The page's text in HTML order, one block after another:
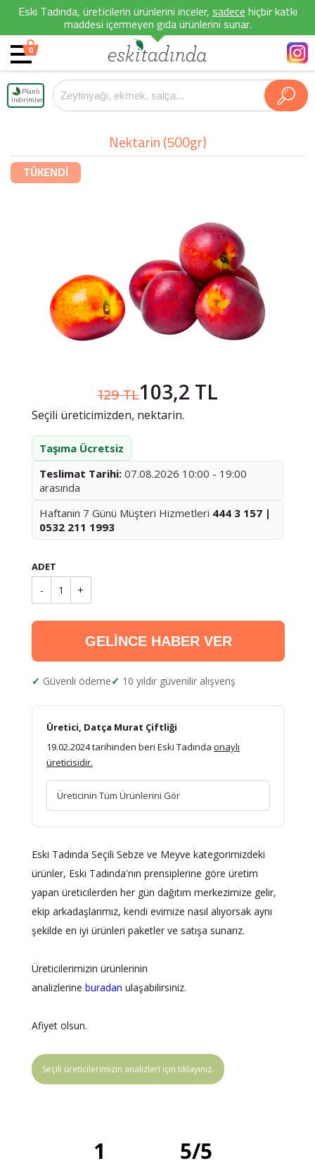
Eski Tadında, üreticilerin ürünlerini inceler,sadecehiçbir katkı
maddesi içermeyen gıda ürünlerini sunar.
0
Planlı
İndirimler
Nektarin (500gr)
TÜKENDİ
129 TL103,2 TL
Seçili üreticimizden, nektarin.
Taşıma Ücretsiz
Teslimat Tarihi: 07.08.2026 10:00 - 19:00
arasında
Haftanın 7 Günü Müşteri Hizmetleri 444 3 157 |
0532 211 1993
ADET
- 1 +
GELİNCE HABER VER
Güvenli ödeme 10 yıldır güvenilir alışveriş
Üretici, Datça Murat Çiftliği
19.02.2024 tarihinden beri Eski Tadında onaylı
üreticisidir.
Üreticinin Tüm Ürünlerini Gör
Eski Tadında Seçili Sebze ve Meyve kategorimizdeki
ürünler, Eski Tadında'nın prensiplerine göre üretim
yapan üreticilerden her gün dağıtım merkezimize gelir,
ekip arkadaşlarımız, kendi evimize nasıl alıyorsak aynı
şekilde en iyi ürünleri paketler ve satışa sunarız.
Üreticilerimizin ürünlerinin
analizlerine buradan ulaşabilirsiniz.
Afiyet olsun.
Seçili üreticilerimizin analizleri için tıklayınız.
1 5/5